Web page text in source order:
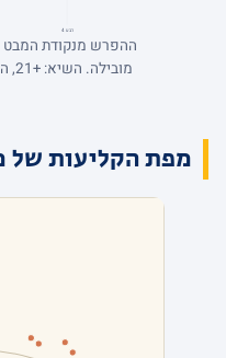
רבע 4
ההפרש מנקודת המבט
מפת הקליעות של